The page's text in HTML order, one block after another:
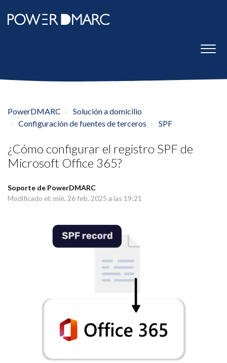
PowerDMARC
Solución a domicilio
Configuración de fuentes de terceros
SPF
¿Cómo configurar el registro SPF de
Microsoft Office 365?
Soporte de PowerDMARC
Modificado el: mié, 26 feb, 2025 a las 19:21